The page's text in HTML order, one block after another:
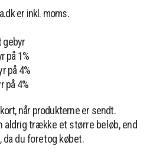
er inkl. moms.
gebyr
på 1%
på 4%
på 4%
når produkterne er sendt.
aldrig trække et større beløb, end
da du foretog købet.